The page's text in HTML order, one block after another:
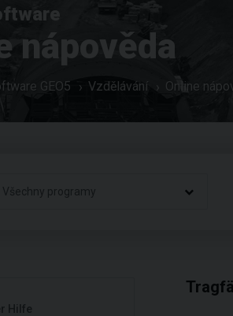
nápověda
GEO5 Vzdělávání Online
Všechny programy
Hilfe